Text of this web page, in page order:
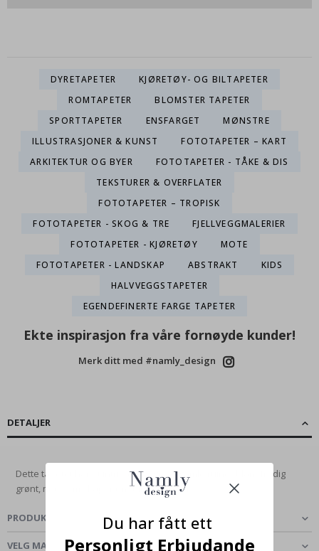
DYRETAPETER
KJØRETØY- OG BILTAPETER
ROMTAPETER
BLOMSTER TAPETER
SPORTTAPETER
ENSFARGET
MØNSTRE
ILLUSTRASJONER & KUNST
FOTOTAPETER – KART
ARKITEKTUR OG BYER
FOTOTAPETER - TÅKE & DIS
TEKSTURER & OVERFLATER
FOTOTAPETER – TROPISK
FOTOTAPETER - SKOG & TRE
FJELLVEGGMALERIER
FOTOTAPETER - KJØRETØY
MOTE
FOTOTAPETER - LANDSKAP
ABSTRAKT
KIDS
HALVVEGGSTAPETER
EGENDEFINERTE FARGE TAPETER
Ekte inspirasjon fra våre fornøyde kunder!
Merk ditt med #namly_design
DETALJER
Dette tapetet har et intrikat design av gamle ruiner blant frodig
grønt, noe som skaper en rolig...Les mer
PRODUKTOMTALER 0)
VELG MATERIALE
Du har fått ett
Personligt Erbjudande